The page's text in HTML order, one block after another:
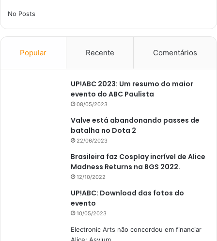
No Posts
Popular Recente Comentários
UP!ABC 2023: Um resumo do maior
evento do ABC Paulista
08/05/2023
Valve está abandonando passes de
batalha no Dota 2
22/06/2023
Brasileira faz Cosplay incrível de Alice
Madness Returns na BGS 2022.
12/10/2022
UP!ABC: Download das fotos do
evento
10/05/2023
Electronic Arts não concordou em financiar